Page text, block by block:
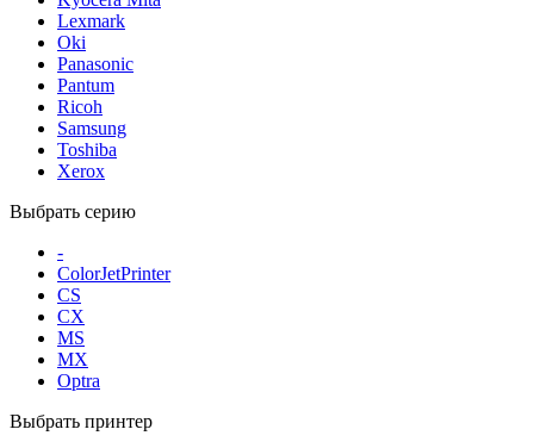
Lexmark
Oki
Panasonic
Pantum
Ricoh
Samsung
Toshiba
Xerox
Выбрать серию
-
ColorJetPrinter
CS
CX
MS
MX
Optra
Выбрать принтер